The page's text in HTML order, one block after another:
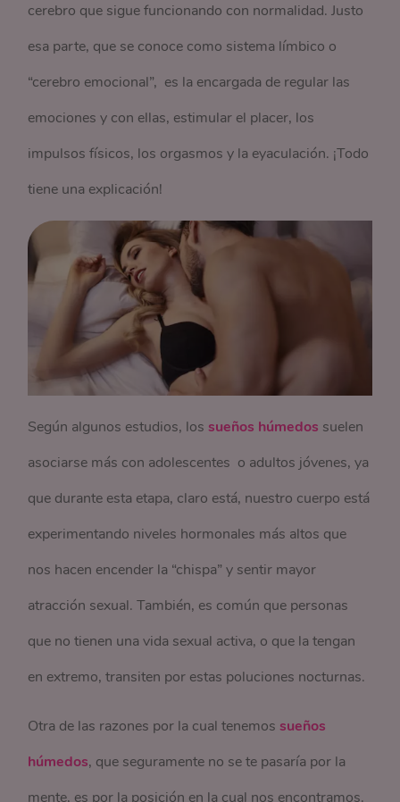
cerebro que sigue funcionando con normalidad. Justo
esa parte, que se conoce como sistema límbico o
“cerebro emocional”, es la encargada de regular las
emociones y con ellas, estimular el placer, los
impulsos físicos, los orgasmos y la eyaculación. ¡Todo
tiene una explicación!
Según algunos estudios, lossueños húmedos suelen
asociarse más con adolescentes o adultos jóvenes, ya
que durante esta etapa, claro está, nuestro cuerpo está
experimentando niveles hormonales más altos que
nos hacen encender la “chispa” y sentir mayor
atracción sexual. También, es común que personas
que no tienen una vida sexual activa, o que la tengan
en extremo, transiten por estas poluciones nocturnas.
Otra de las razones por la cual tenemossueños
húmedos, que seguramente no se te pasaría por la
mente, es por la posición en la cual nos encontramos.